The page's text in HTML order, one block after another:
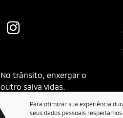
No trânsito, enxergar o
outro salva vidas.
Para otimizar sua experiência
seus dados pessoais respeitamos